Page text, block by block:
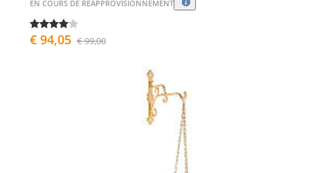
EN COURS DE RÉAPPROVISIONNEMENT
€ 94,05 € 99,00